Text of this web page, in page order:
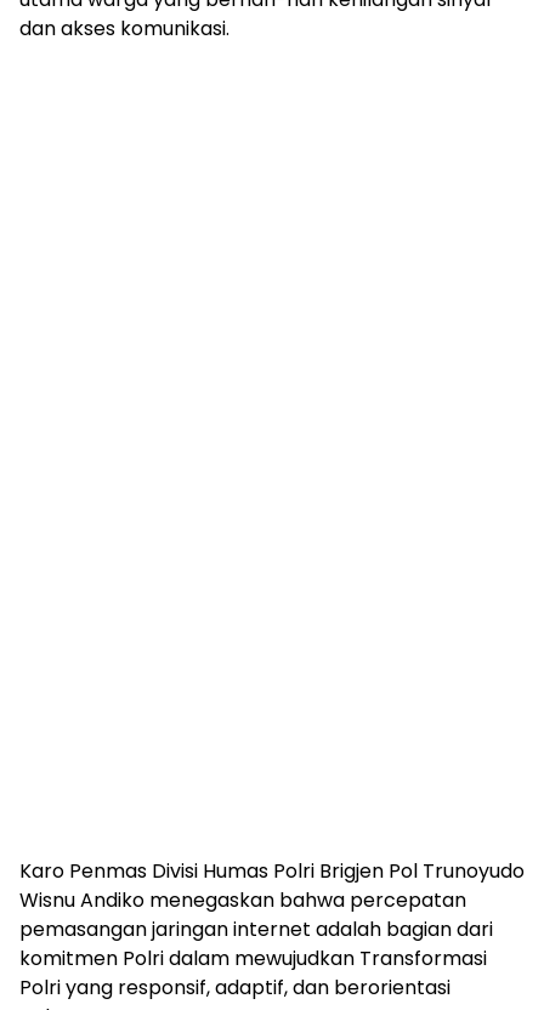
dan akses komunikasi.
Karo Penmas Divisi Humas Polri Brigjen Pol Trunoyudo
Wisnu Andiko menegaskan bahwa percepatan
pemasangan jaringan internet adalah bagian dari
komitmen Polri dalam mewujudkan Transformasi
Polri yang responsif, adaptif, dan berorientasi